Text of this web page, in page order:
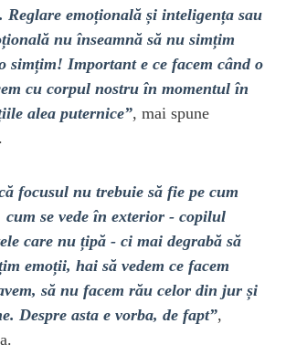
Reglare emoțională și inteligența sau
nu înseamnă să nu simțim
simțim! Important e ce facem când o
cu corpul nostru în momentul în
alea puternice”, mai spune
focusul nu trebuie să fie pe cum
se vede în exterior - copilul
care nu țipă - ci mai degrabă să
emoții, hai să vedem ce facem
să nu facem rău celor din jur și
Despre asta e vorba, de fapt”,